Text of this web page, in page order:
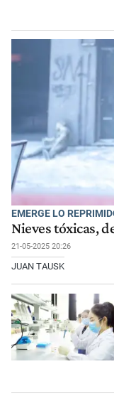
EMERGE LO
Nieves tóxicas,
21-05-2025 20:26
JUAN TAUSK